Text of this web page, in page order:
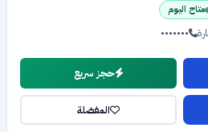
متاح اليوم
•••••••
حجز سريع
المفضلة